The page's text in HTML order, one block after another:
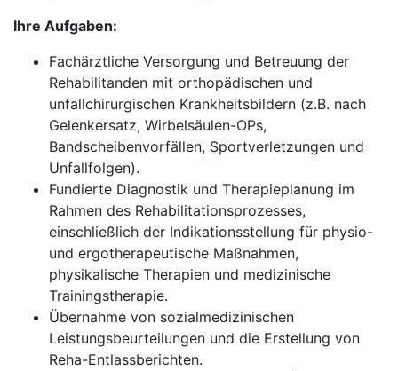
Ihre Aufgaben:
Fachärztliche Versorgung und Betreuung der
Rehabilitanden mit orthopädischen und
unfallchirurgischen Krankheitsbildern (z.B. nach
Gelenkersatz, Wirbelsäulen-OPs,
Bandscheibenvorfällen, Sportverletzungen und
Unfallfolgen).
Fundierte Diagnostik und Therapieplanung im
Rahmen des Rehabilitationsprozesses,
einschließlich der Indikationsstellung für physio-
und ergotherapeutische Maßnahmen,
physikalische Therapien und medizinische
Trainingstherapie.
Übernahme von sozialmedizinischen
Leistungsbeurteilungen und die Erstellung von
Reha-Entlassberichten.